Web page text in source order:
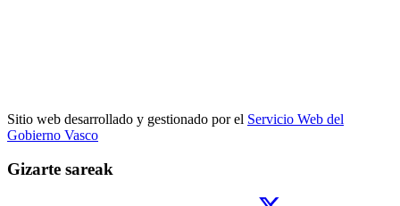
Sitio web desarrollado y gestionado por el Servicio Web del
Gobierno Vasco
Gizarte sareak